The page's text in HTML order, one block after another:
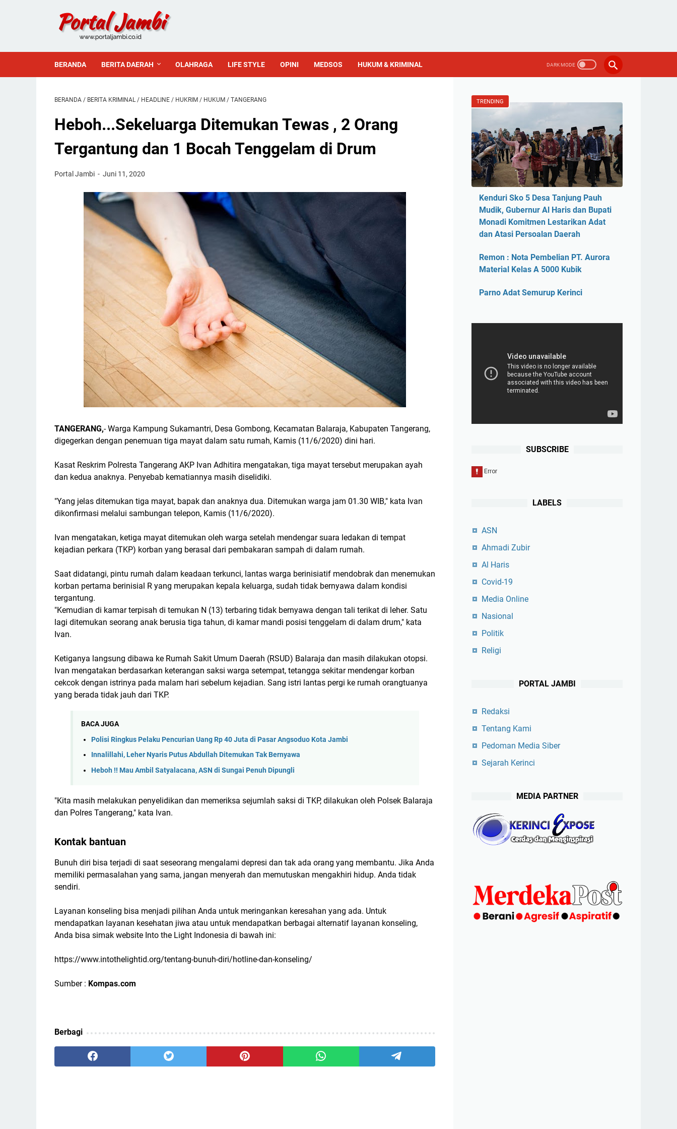
BERANDA BERITA DAERAH OLAHRAGA LIFE STYLE OPINI MEDSOS HUKUM & KRIMINAL
BERANDA / BERITA KRIMINAL / HEADLINE / HUKRIM / HUKUM / TANGERANG
Heboh...Sekeluarga Ditemukan Tewas , 2 Orang
Tergantung dan 1 Bocah Tenggelam di Drum
Portal Jambi Juni 11, 2020
TANGERANG,- Warga Kampung Sukamantri, Desa Gombong, Kecamatan Balaraja, Kabupaten Tangerang,
digegerkan dengan penemuan tiga mayat dalam satu rumah, Kamis (11/6/2020) dini hari.
Kasat Reskrim Polresta Tangerang AKP Ivan Adhitira mengatakan, tiga mayat tersebut merupakan ayah
dan kedua anaknya. Penyebab kematiannya masih diselidiki.
"Yang jelas ditemukan tiga mayat, bapak dan anaknya dua. Ditemukan warga jam 01.30 WIB," kata Ivan
dikonfirmasi melalui sambungan telepon, Kamis (11/6/2020).
Ivan mengatakan, ketiga mayat ditemukan oleh warga setelah mendengar suara ledakan di tempat
kejadian perkara (TKP) korban yang berasal dari pembakaran sampah di dalam rumah.
Saat didatangi, pintu rumah dalam keadaan terkunci, lantas warga berinisiatif mendobrak dan menemukan
korban pertama berinisial R yang merupakan kepala keluarga, sudah tidak bernyawa dalam kondisi
tergantung.
"Kemudian di kamar terpisah di temukan N (13) terbaring tidak bernyawa dengan tali terikat di leher. Satu
lagi ditemukan seorang anak berusia tiga tahun, di kamar mandi posisi tenggelam di dalam drum," kata
Ivan.
Ketiganya langsung dibawa ke Rumah Sakit Umum Daerah (RSUD) Balaraja dan masih dilakukan otopsi.
Ivan mengatakan berdasarkan keterangan saksi warga setempat, tetangga sekitar mendengar korban
cekcok dengan istrinya pada malam hari sebelum kejadian. Sang istri lantas pergi ke rumah orangtuanya
yang berada tidak jauh dari TKP.
BACA JUGA
Polisi Ringkus Pelaku Pencurian Uang Rp 40 Juta di Pasar Angsoduo Kota Jambi
Innalillahi, Leher Nyaris Putus Abdullah Ditemukan Tak Bernyawa
Heboh !! Mau Ambil Satyalacana, ASN di Sungai Penuh Dipungli
"Kita masih melakukan penyelidikan dan memeriksa sejumlah saksi di TKP, dilakukan oleh Polsek Balaraja
dan Polres Tangerang," kata Ivan.
Kontak bantuan
Bunuh diri bisa terjadi di saat seseorang mengalami depresi dan tak ada orang yang membantu. Jika Anda
memiliki permasalahan yang sama, jangan menyerah dan memutuskan mengakhiri hidup. Anda tidak
sendiri.
Layanan konseling bisa menjadi pilihan Anda untuk meringankan keresahan yang ada. Untuk
mendapatkan layanan kesehatan jiwa atau untuk mendapatkan berbagai alternatif layanan konseling,
Anda bisa simak website Into the Light Indonesia di bawah ini:
https://www.intothelightid.org/tentang-bunuh-diri/hotline-dan-konseling/
Sumber : Kompas.com
Berbagi
TRENDING
Kenduri Sko 5 Desa Tanjung Pauh
Mudik, Gubernur Al Haris dan Bupati
Monadi Komitmen Lestarikan Adat
dan Atasi Persoalan Daerah
Remon : Nota Pembelian PT. Aurora
Material Kelas A 5000 Kubik
Parno Adat Semurup Kerinci
SUBSCRIBE
LABELS
ASN
Ahmadi Zubir
Al Haris
Covid-19
Media Online
Nasional
Politik
Religi
PORTAL JAMBI
Redaksi
Tentang Kami
Pedoman Media Siber
Sejarah Kerinci
MEDIA PARTNER